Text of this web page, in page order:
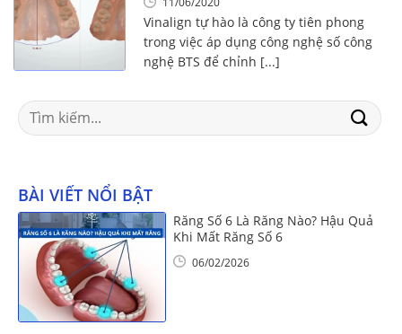
Vinalign tự hào là công ty tiên phong
trong việc áp dụng công nghệ số công
nghệ BTS để chỉnh [...]
Search
for:
BÀI VIẾT NỔI BẬT
Răng Số 6 Là Răng Nào? Hậu Quả
Khi Mất Răng Số 6
06/02/2026